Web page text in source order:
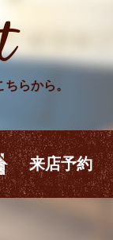
らから。
来店予約